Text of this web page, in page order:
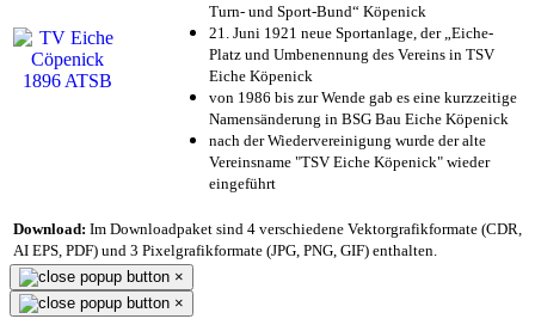
Turn- und Sport-Bund“ Köpenick
21. Juni 1921 neue Sportanlage, der „Eiche-
Platz und Umbenennung des Vereins in TSV
Eiche Köpenick
von 1986 bis zur Wende gab es eine kurzzeitige
Namensänderung in BSG Bau Eiche Köpenick
nach der Wiedervereinigung wurde der alte
Vereinsname "TSV Eiche Köpenick" wieder
eingeführt
Download: Im Downloadpaket sind 4 verschiedene Vektorgrafikformate (CDR,
AI EPS, PDF) und 3 Pixelgrafikformate (JPG, PNG, GIF) enthalten.
×
×